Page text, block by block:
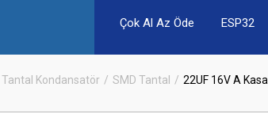
Çok Al Az Öde ESP32
Tantal Kondansatör SMD Tantal 22UF 16V A Kasa